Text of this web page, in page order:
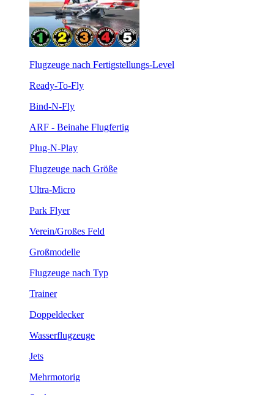
Flugzeuge nach Fertigstellungs-Level
Ready-To-Fly
Bind-N-Fly
ARF - Beinahe Flugfertig
Plug-N-Play
Flugzeuge nach Größe
Ultra-Micro
Park Flyer
Verein/Großes Feld
Großmodelle
Flugzeuge nach Typ
Trainer
Doppeldecker
Wasserflugzeuge
Jets
Mehrmotorig